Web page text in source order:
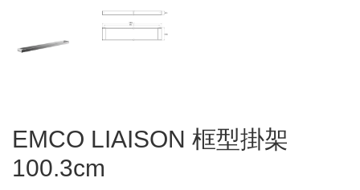
EMCO LIAISON 框型掛架
100.3cm